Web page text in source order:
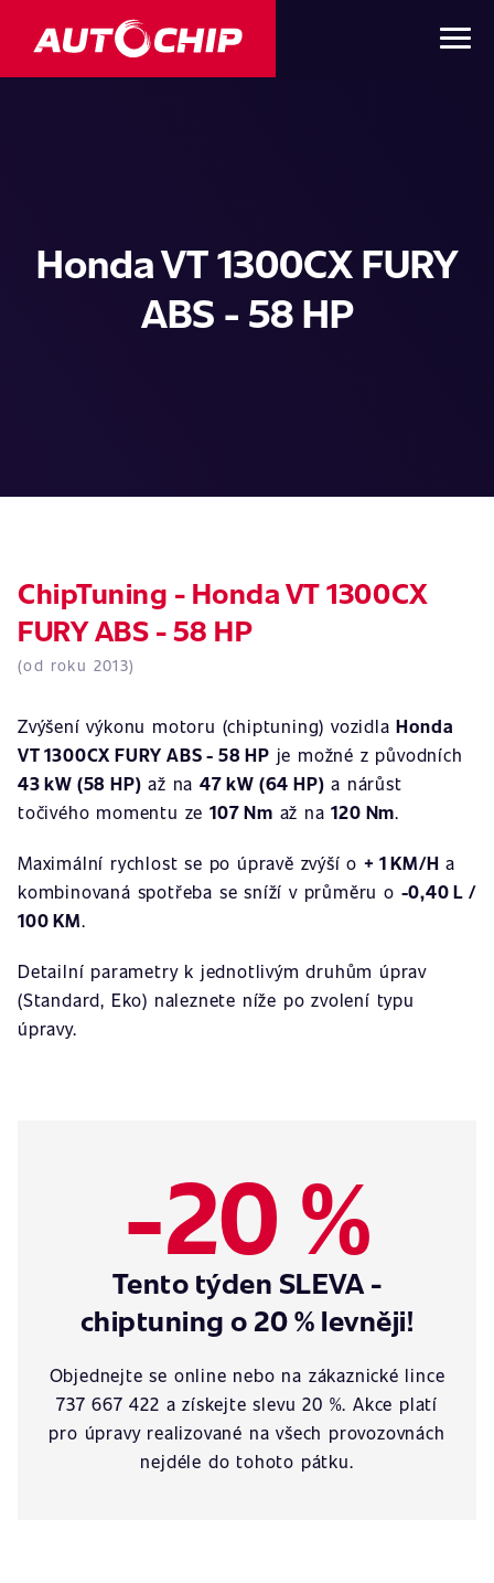
Honda VT 1300CX FURY
ABS - 58 HP
ChipTuning - Honda VT 1300CX
FURY ABS - 58 HP
(od roku 2013)
Zvýšení výkonu motoru (chiptuning) vozidlaHonda
VT 1300CX FURY ABS - 58 HP je možné z původních
43 kW (58 HP) až na47 kW (64 HP) a nárůst
točivého momentu ze107 Nm až na120 Nm.
Maximální rychlost se po úpravě zvýší o + 1 KM/H a
kombinovaná spotřeba se sníží v průměru o -0,40 L /
100 KM.
Detailní parametry k jednotlivým druhům úprav
(Standard, Eko) naleznete níže po zvolení typu
úpravy.
-20 %
Tento týden SLEVA -
chiptuning o 20 % levněji!
Objednejte se online nebo na zákaznické lince
737 667 422 a získejte slevu 20 %. Akce platí
pro úpravy realizované na všech provozovnách
nejdéle do tohoto pátku.